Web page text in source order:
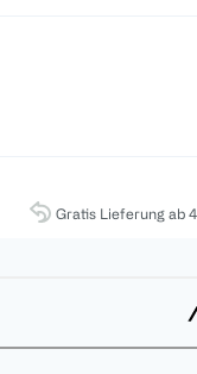
Gratis Lieferung ab